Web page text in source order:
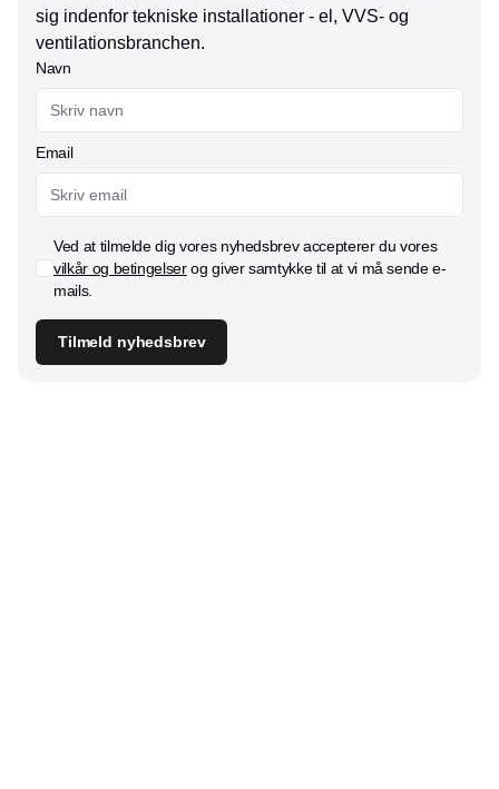
sig indenfor tekniske installationer - el, VVS- og
ventilationsbranchen.
Navn
Email
Ved at tilmelde dig vores nyhedsbrev accepterer du vores
vilkår og betingelserog giver samtykke til at vi må sende e-
mails.
Tilmeld nyhedsbrev